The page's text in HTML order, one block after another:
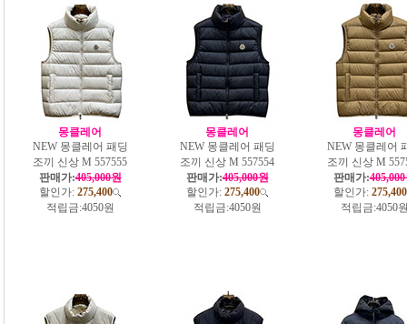
몽클레어
NEW 몽클레어 패딩
조끼 신상 M 557555
판매가:405,000원
할인가: 275,400
적립금:4050원
몽클레어
NEW 몽클레어 패딩
조끼 신상 M 557554
판매가:405,000원
할인가: 275,400
적립금:4050원
몽클레어
NEW 몽클레어
조끼 신상 M
판매가:
할인가: 275,400
적립금:4050